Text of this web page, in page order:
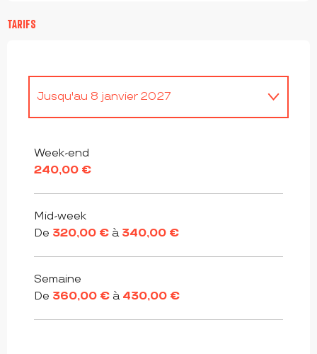
TARIFS
Jusqu'au 8 janvier 2027
Week-end
240,00 €
Mid-week
De 320,00 € à 340,00 €
Semaine
De 360,00 € à 430,00 €